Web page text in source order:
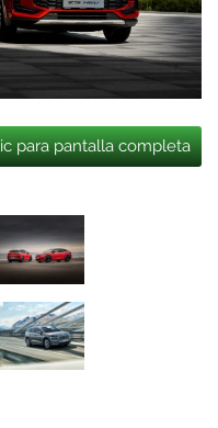
para pantalla completa